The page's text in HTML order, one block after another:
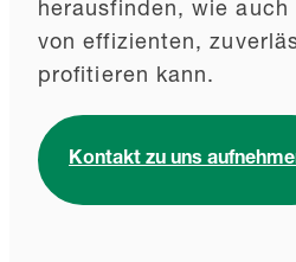
herausfinden, wie auch
von effizienten,
profitieren kann.
Kontakt zu uns